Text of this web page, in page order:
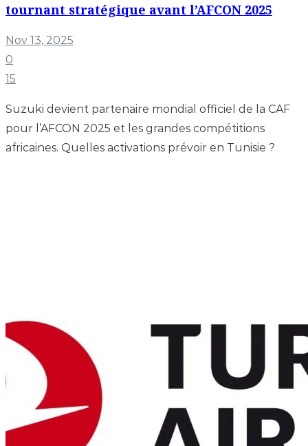
tournant stratégique avant l’AFCON 2025
Nov 13, 2025
0
15
Suzuki devient partenaire mondial officiel de la CAF
pour l’AFCON 2025 et les grandes compétitions
africaines. Quelles activations prévoir en Tunisie ?